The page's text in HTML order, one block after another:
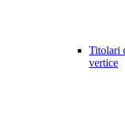
Titolari
vertice